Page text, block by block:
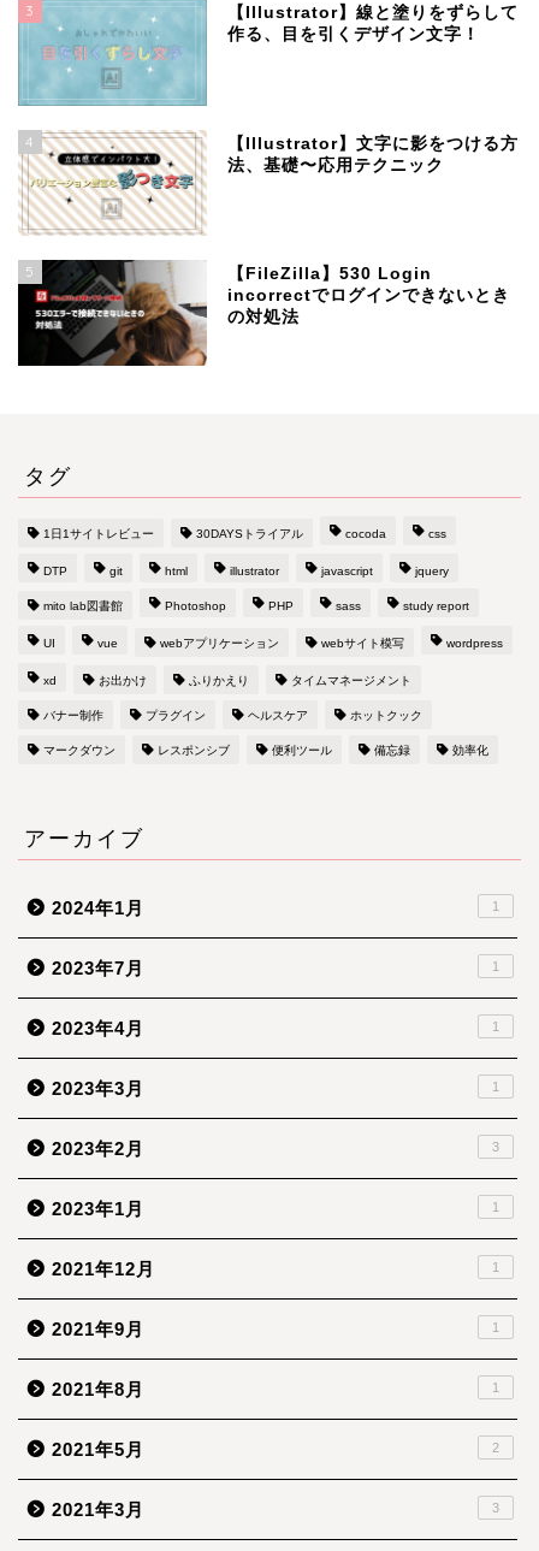
3
【Illustrator】線と塗りをずらして
作る、目を引くデザイン文字！
4
【Illustrator】文字に影をつける方
法、基礎〜応用テクニック
5
【FileZilla】530 Login
incorrectでログインできないとき
の対処法
タグ
1日1サイトレビュー 30DAYSトライアル cocoda css
DTP git html illustrator javascript jquery
mito lab図書館 Photoshop PHP sass study report
UI vue webアプリケーション webサイト模写 wordpress
xd お出かけ ふりかえり タイムマネージメント
バナー制作 プラグイン ヘルスケア ホットクック
マークダウン レスポンシブ 便利ツール 備忘録 効率化
アーカイブ
2024年1月 1
2023年7月 1
2023年4月 1
2023年3月 1
2023年2月 3
2023年1月 1
2021年12月 1
2021年9月 1
2021年8月 1
2021年5月 2
2021年3月 3